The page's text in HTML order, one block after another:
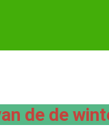
de de